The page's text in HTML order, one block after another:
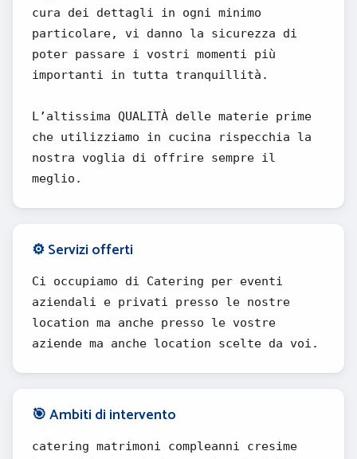
cura dei dettagli in ogni minimo
particolare, vi danno la sicurezza di
poter passare i vostri momenti più
importanti in tutta tranquillità.
L’altissima QUALITÀ delle materie prime
che utilizziamo in cucina rispecchia la
nostra voglia di offrire sempre il
meglio.
⚙️ Servizi offerti
Ci occupiamo di Catering per eventi
aziendali e privati presso le nostre
location ma anche presso le vostre
aziende ma anche location scelte da voi.
🎯 Ambiti di intervento
catering matrimoni compleanni cresime